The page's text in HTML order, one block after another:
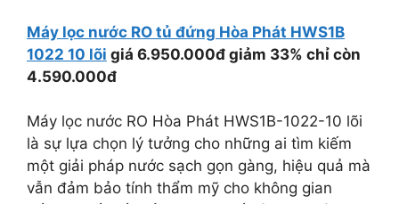
Máy lọc nước RO tủ đứng Hòa Phát HWS1B
1022 10 lõi giá 6.950.000đ giảm 33% chỉ còn
4.590.000đ
Máy lọc nước RO Hòa Phát HWS1B-1022-10 lõi
là sự lựa chọn lý tưởng cho những ai tìm kiếm
một giải pháp nước sạch gọn gàng, hiệu quả mà
vẫn đảm bảo tính thẩm mỹ cho không gian